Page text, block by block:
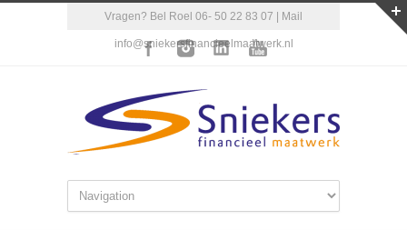
Vragen? Bel Roel 06- 50 22 83 07 | Mail
info@sniekersfinancieelmaatwerk.nl